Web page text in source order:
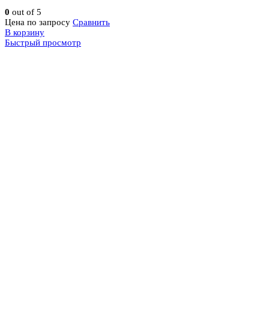
0 out of 5
Цена по запросу Сравнить
В корзину
Быстрый просмотр